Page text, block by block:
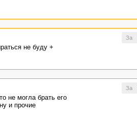
За
не буду +
За
не могла брать его
и прочие